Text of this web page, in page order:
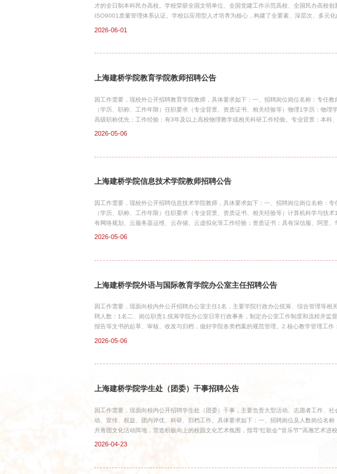
才的全日制本科民办高校。学校荣获全国文明单位、全国党建工作示范高校、全国民办高校
ISO9001质量管理体系认证。学校以应用型人才培养为核心，构建了全要素、深层次、多元
航空、智能汽车、高端装备制造等前沿产业体系的区位优势，与区域龙头公司开展深度产教
2026-06-01
上海建桥学院教育学院教师招聘公告
因工作需要，现校外公开招聘教育学院教师，具体要求如下：一、招聘岗位岗位名称：专任
（学历、职称、工作年限）任职要求（专业背景、资质证书、相关经验等）物理1学历：物理
高级职称优先；工作经验：有3年及以上高校物理教学或相关科研工作经验。专业背景：本科
师资格，主持或作为核心成员（前2名）。三、任职条件1.思想政治素质过硬，拥护中国共产
2026-05-06
上海建桥学院信息技术学院教师招聘公告
因工作需要，现校外公开招聘信息技术学院教师，具体要求如下：一、招聘岗位岗位名称：
（学历、职称、工作年限）任职要求（专业背景、资质证书、相关经验等）计算机科学与技
有网络规划、云服务器运维、云存储、云虚拟化等工作经验；资质证书：具有深信服、阿里
优秀应届博士无职称要求工作年限：2年以上高校教学科研实践经历，或3年以上软件工程行
2026-05-06
上海建桥学院外语与国际教育学院办公室主任招聘公告
因工作需要，现面向校内外公开招聘办公室主任1名，主要学院行政办公统筹、综合管理等
聘人数：1名二、岗位职责1.统筹学院办公室日常行政事务，制定办公室工作制度和流程并监
报告等文书的起草、审核、收发与归档，做好学院各类档案的规范管理。2.核心教学管理工
及决议事项的跟踪落实，做好学院各类教学、学术、团建活动的统筹协调与后勤保障。5.协
2026-05-06
上海建桥学院学生处（团委）干事招聘公告
因工作需要，现面向校内公开招聘学生处（团委）干事，主要负责大型活动、志愿者工作、
动、宣传、权益、团内评优、科研、归档工作。具体要求如下：一、招聘岗位及人数岗位名
共青团文化活动阵地，营造积极向上的校园文化艺术氛围，指导“红歌会”“音乐节”“高雅艺术
作，做好每年寒、暑期社会实践工作，组织开展“奉献杯”“知行杯”“挑战杯”等项目培育与竞赛
2026-04-23